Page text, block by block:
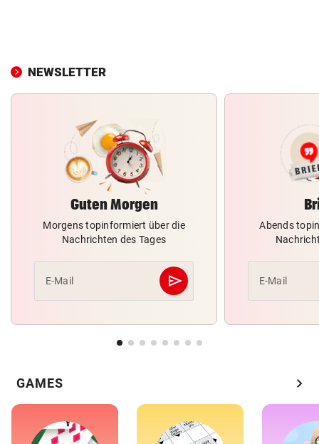
NEWSLETTER
Guten Morgen
Morgens topinformiert über die
Nachrichten des Tages
E-Mail send
Abschicken
Abends
E-Mail
GAMES chevron_right